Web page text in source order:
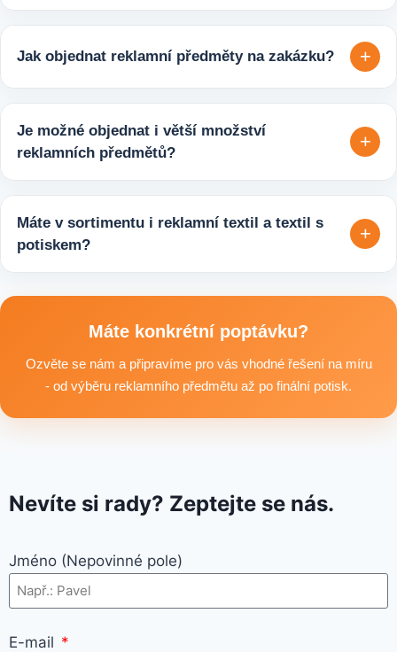
reklamních předmětů. K dispozici jsou i ekologicky udržitelné
varianty, které jsou vhodné pro firmy, jež chtějí spojit svojí
propagaci s odpovědným přístupem k životnímu prostředí.
Jak objednat reklamní předměty na zakázku? +
počtem kusů a představou o potisku. Následně si s vámi
upřesníme doplňující detaily, doporučíme vhodné varianty
Je možné objednat i větší množství
reklamních předmětů?
+
tisíců kusů pro firmy, eventy, gastro provozy nebo dlouhodobé
reklamní kampaně. Připravíme ideální řešení podle rozpočtu,
Máte v sortimentu i reklamní textil a textil s
potiskem?
+
textilní produkty vhodné pro branding, promo akce i firemní
Máte konkrétní poptávku?
Ozvěte se nám a připravíme pro vás vhodné řešení na míru
- od výběru reklamního předmětu až po finální potisk.
Nevíte si rady? Zeptejte se nás.
Jméno (Nepovinné pole)
E-mail